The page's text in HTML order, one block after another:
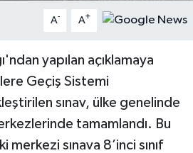
A- A+
yapılan açıklamaya
Geçiş Sistemi
sınav, ülke genelinde
tamamlandı. Bu
merkezi sınava 8’inci sınıf